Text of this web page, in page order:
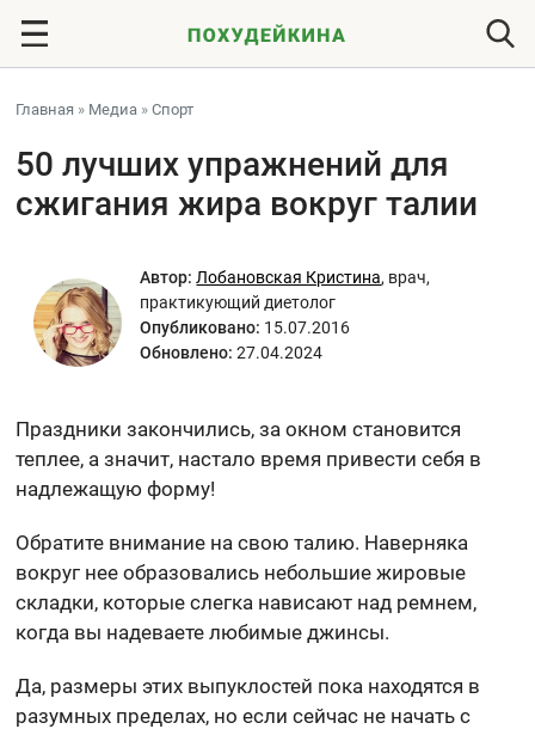
Главная » Медиа »Спорт
50 лучших упражнений для
сжигания жира вокруг талии
Автор: Лобановская Кристина, врач,
практикующий диетолог
Опубликовано: 15.07.2016
Обновлено: 27.04.2024
Праздники закончились, за окном становится
теплее, а значит, настало время привести себя в
надлежащую форму!
Обратите внимание на свою талию. Наверняка
вокруг нее образовались небольшие жировые
складки, которые слегка нависают над ремнем,
когда вы надеваете любимые джинсы.
Да, размеры этих выпуклостей пока находятся в
разумных пределах, но если сейчас не начать с